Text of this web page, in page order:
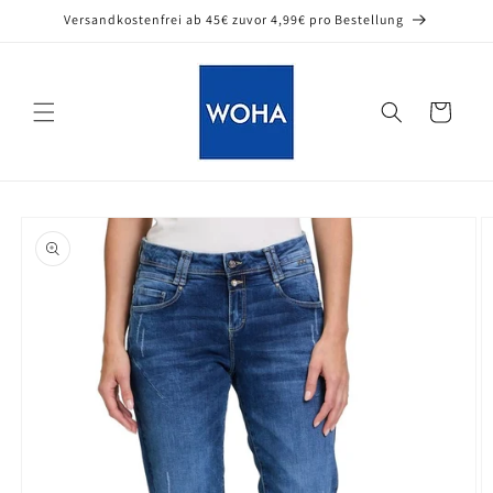
Versandkostenfrei ab 45€ zuvor 4,99€ pro Bestellung
Warenkorb